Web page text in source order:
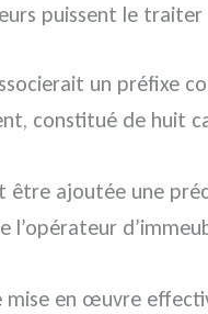
puissent le traiter
un préfixe
constitué de huit
ajoutée une
l’opérateur
mise en œuvre